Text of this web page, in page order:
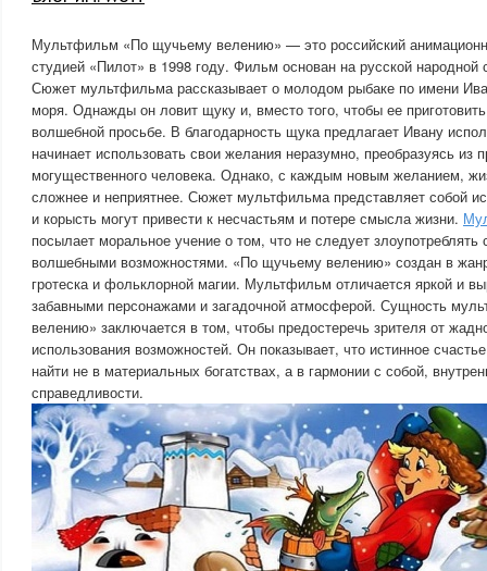
Мультфильм «По щучьему велению» — это российский
студией «Пилот» в 1998 году. Фильм основан на русской народной
Сюжет мультфильма рассказывает о молодом рыбаке по имени
моря. Однажды он ловит щуку и, вместо того, чтобы ее
волшебной просьбе. В благодарность щука предлагает Ивану
начинает использовать свои желания неразумно, преобразуясь из
могущественного человека. Однако, с каждым новым желанием,
сложнее и неприятнее. Сюжет мультфильма представляет собой
и корысть могут привести к несчастьям и потере смысла жизни.
посылает моральное учение о том, что не следует
волшебными возможностями. «По щучьему велению» создан в
гротеска и фольклорной магии. Мультфильм отличается яркой и
забавными персонажами и загадочной атмосферой. Сущность
велению» заключается в том, чтобы предостеречь зрителя от
использования возможностей. Он показывает, что истинное
найти не в материальных богатствах, а в гармонии с собой,
справедливости.